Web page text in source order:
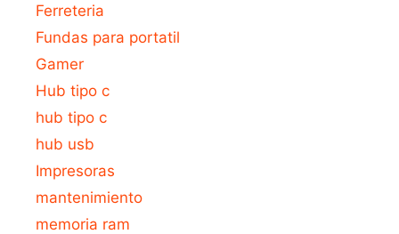
Ferreteria
Fundas para portatil
Gamer
Hub tipo c
hub tipo c
hub usb
Impresoras
mantenimiento
memoria ram